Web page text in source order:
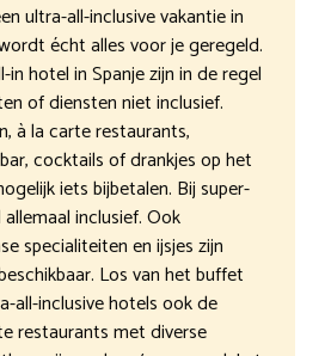
ultra-all-inclusive vakantie in
écht alles voor je geregeld.
in hotel in Spanje zijn in de regel
of diensten niet inclusief.
à la carte restaurants,
cocktails of drankjes op het
iets bijbetalen. Bij super-
inclusief. Ook
specialiteiten en ijsjes zijn
Los van het buffet
all-inclusive hotels ook de
restaurants met diverse